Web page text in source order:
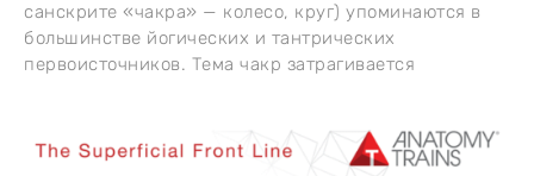
санскрите «чакра» — колесо, круг) упоминаются в
большинстве йогических и тантрических
первоисточников. Тема чакр затрагивается